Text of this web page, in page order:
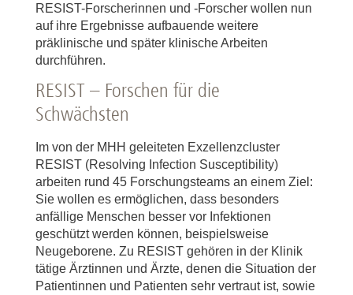
RESIST-Forscherinnen und -Forscher wollen nun
auf ihre Ergebnisse aufbauende weitere
präklinische und später klinische Arbeiten
durchführen.
RESIST – Forschen für die
Schwächsten
Im von der MHH geleiteten Exzellenzcluster
RESIST (Resolving Infection Susceptibility)
arbeiten rund 45 Forschungsteams an einem Ziel:
Sie wollen es ermöglichen, dass besonders
anfällige Menschen besser vor Infektionen
geschützt werden können, beispielsweise
Neugeborene. Zu RESIST gehören in der Klinik
tätige Ärztinnen und Ärzte, denen die Situation der
Patientinnen und Patienten sehr vertraut ist, sowie